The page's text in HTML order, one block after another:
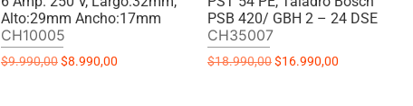
Alto:29mm Ancho:17mm
CH10005
$9.990,00$8.990,00
PSB 420/ GBH 2 – 24 DSE
CH35007
$18.990,00$16.990,00